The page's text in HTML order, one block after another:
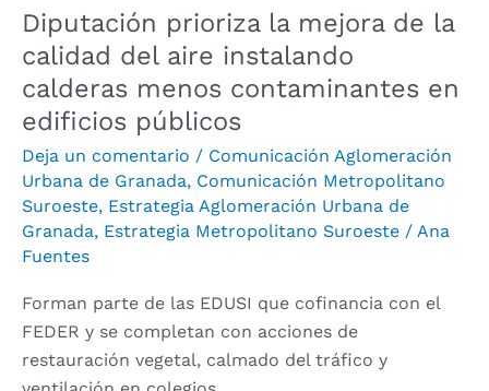
Diputación prioriza la mejora de la
calidad del aire instalando
calderas menos contaminantes en
edificios públicos
Deja un comentario / Comunicación Aglomeración
Urbana de Granada, Comunicación Metropolitano
Suroeste, Estrategia Aglomeración Urbana de
Granada, Estrategia Metropolitano Suroeste / Ana
Fuentes
Forman parte de las EDUSI que cofinancia con el
FEDER y se completan con acciones de
restauración vegetal, calmado del tráfico y
contaminantes
edificios
públicos